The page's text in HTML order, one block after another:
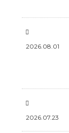
2026.08.01
2026.07.23